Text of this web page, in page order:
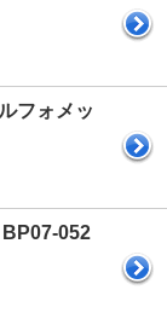
フォメッ
052